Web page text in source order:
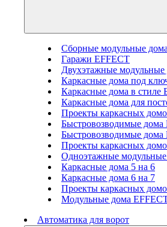
Сборные модульные дома
Гаражи EFFECT
Двухэтажные модульные
Каркасные дома под
Каркасные дома в стиле
Каркасные дома для
Проекты каркасных
Быстровозводимые
Быстровозводимые
Проекты каркасных
Одноэтажные
Каркасные дома 5 на 6
Каркасные дома 6 на 7
Проекты каркасных
Модульные дома
Автоматика для ворот